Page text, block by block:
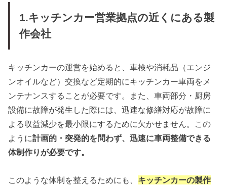
1.キッチンカー営業拠点の近くにある製
作会社
キッチンカーの運営を始めると、車検や消耗品（エンジ
ンオイルなど）交換など定期的にキッチンカー車両をメ
ンテナンスすることが必要です。また、車両部分・厨房
設備に故障が発生した際には、迅速な修繕対応が故障に
よる収益減少を最小限にするために欠かせません。この
ように計画的・突発的を問わず、迅速に車両整備できる
体制作りが必要です。
このような体制を整えるためにも、 キッチンカーの製作